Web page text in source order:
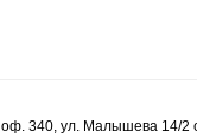
оф. 340, ул. Малышева 14/2